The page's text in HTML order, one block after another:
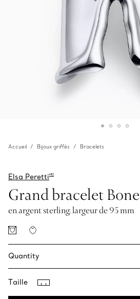
Accueil Bijoux griffés Bracelets
Elsa PerettiMD
Grand bracelet Bone
en argent sterling, largeur de 95 mm
Quantity
Taille